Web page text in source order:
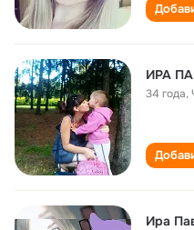
ИРА
34 года,
Ира